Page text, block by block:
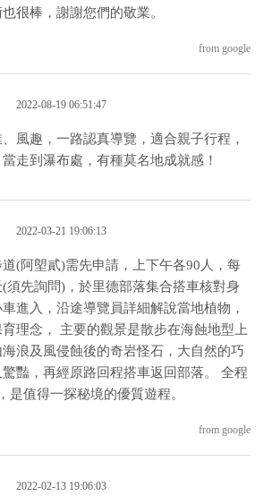
很棒，謝謝您們的敬業。
from google
2022-08-19 06:51:47
風趣，一路認真導覽，適合親子行程，
走到瀑布處，有種莫名地成就感！
2022-03-21 19:06:13
(阿塱貳)需先申請，上下午各90人，每
(須先詢問)，於里德部落集合搭車核對身
進入，沿途導覽員詳細解說當地植物，
育理念， 主要的觀景是散步在海蝕地型上
浪及風侵蝕後的奇岩怪石，大自然的巧
豔，再經原路回程搭車返回部落。 全程
是值得一探秘境的優質遊程。
from google
2022-02-13 19:06:03